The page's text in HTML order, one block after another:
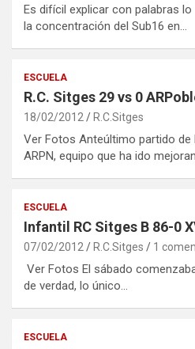
Es difícil explicar con palabras
la concentración del Sub16 en…
ESCUELA
R.C. Sitges 29 vs 0
18/02/2012 R.C.Sitges
Ver Fotos Anteúltimo partido de
ARPN, equipo que ha ido
ESCUELA
Infantil RC Sitges B 86-0
07/02/2012 R.C.Sitges 1
Ver Fotos El sábado
de verdad, lo único…
ESCUELA